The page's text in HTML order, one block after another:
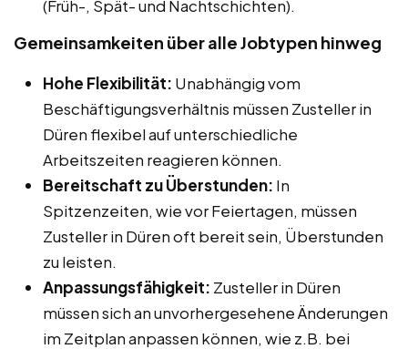
(Früh-, Spät- und Nachtschichten).
Gemeinsamkeiten über alle Jobtypen hinweg
Hohe Flexibilität: Unabhängig vom
Beschäftigungsverhältnis müssen Zusteller in
Düren flexibel auf unterschiedliche
Arbeitszeiten reagieren können.
Bereitschaft zu Überstunden: In
Spitzenzeiten, wie vor Feiertagen, müssen
Zusteller in Düren oft bereit sein, Überstunden
zu leisten.
Anpassungsfähigkeit: Zusteller in Düren
müssen sich an unvorhergesehene Änderungen
im Zeitplan anpassen können, wie z.B. bei